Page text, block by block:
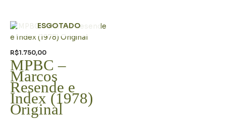
ESGOTADO
R$1.750,00
MPBC –
Marcos
Resende e
Index (1978)
Original